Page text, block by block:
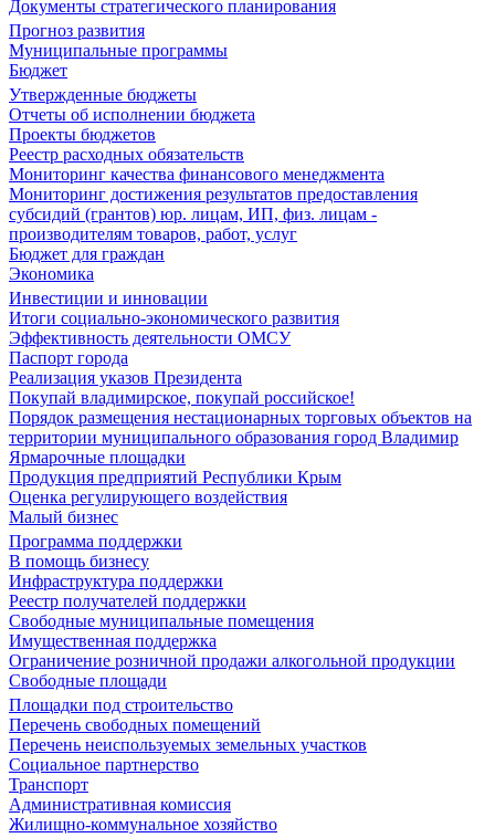
Документы стратегического планирования
Прогноз развития
Муниципальные программы
Бюджет
Утвержденные бюджеты
Отчеты об исполнении бюджета
Проекты бюджетов
Реестр расходных обязательств
Мониторинг качества финансового менеджмента
Мониторинг достижения результатов предоставления
субсидий (грантов) юр. лицам, ИП, физ. лицам -
производителям товаров, работ, услуг
Бюджет для граждан
Экономика
Инвестиции и инновации
Итоги социально-экономического развития
Эффективность деятельности ОМСУ
Паспорт города
Реализация указов Президента
Покупай владимирское, покупай российское!
Порядок размещения нестационарных торговых объектов на
территории муниципального образования город Владимир
Ярмарочные площадки
Продукция предприятий Республики Крым
Оценка регулирующего воздействия
Малый бизнес
Программа поддержки
В помощь бизнесу
Инфраструктура поддержки
Реестр получателей поддержки
Свободные муниципальные помещения
Имущественная поддержка
Ограничение розничной продажи алкогольной продукции
Свободные площади
Площадки под строительство
Перечень свободных помещений
Перечень неиспользуемых земельных участков
Социальное партнерство
Транспорт
Административная комиссия
Жилищно-коммунальное хозяйство